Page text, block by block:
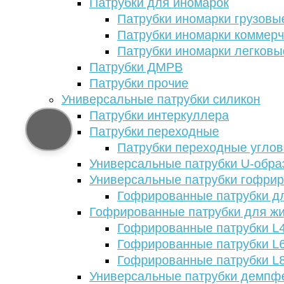
Патрубки для иномарок
Патрубки иномарки
Патрубки иномарки
Патрубки иномарки
Патрубки ДМРВ
Патрубки прочие
Универсальные патрубки силикон
Патрубки интеркуллера
Патрубки переходные
Патрубки переходные
Универсальные патрубки U-
Универсальные патрубки
Гофрированные патрубки
Гофрированные патрубки для
Гофрированные патрубки
Гофрированные патрубки
Гофрированные патрубки
Универсальные патрубки